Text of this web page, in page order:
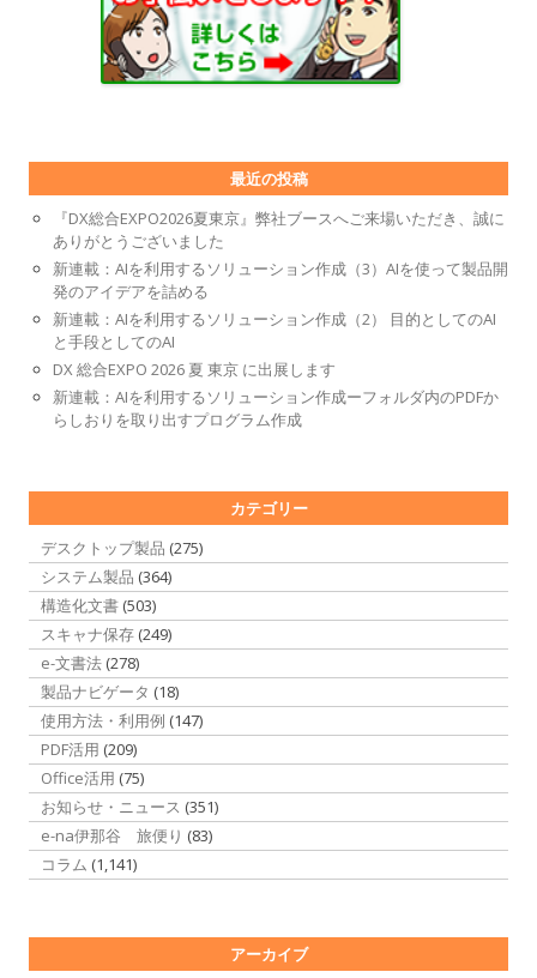
最近の投稿
『DX総合EXPO2026夏東京』弊社ブースへご来場いただき、誠に
ありがとうございました
新連載：AIを利用するソリューション作成（3）AIを使って製品開
発のアイデアを詰める
新連載：AIを利用するソリューション作成（2） 目的としてのAI
と手段としてのAI
DX 総合EXPO 2026 夏 東京 に出展します
新連載：AIを利用するソリューション作成ーフォルダ内のPDFか
らしおりを取り出すプログラム作成
カテゴリー
デスクトップ製品 (275)
システム製品 (364)
構造化文書 (503)
スキャナ保存 (249)
e-文書法 (278)
製品ナビゲータ (18)
使用方法・利用例 (147)
PDF活用 (209)
Office活用 (75)
お知らせ・ニュース (351)
e-na伊那谷 旅便り (83)
コラム (1,141)
アーカイブ